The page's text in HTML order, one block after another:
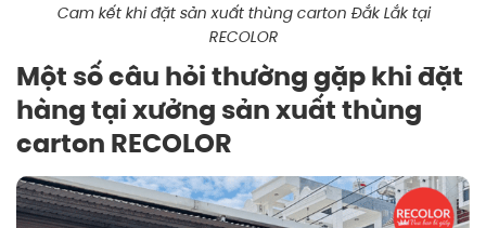
Cam kết khi đặt sản xuất thùng carton Đắk Lắk tại
RECOLOR
Một số câu hỏi thường gặp khi đặt
hàng tại xưởng sản xuất thùng
carton RECOLOR